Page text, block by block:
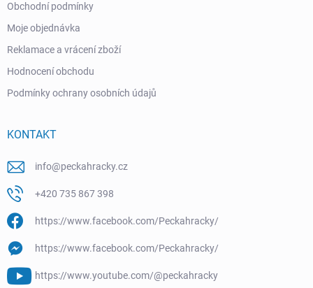
Obchodní podmínky
Moje objednávka
Reklamace a vrácení zboží
Hodnocení obchodu
Podmínky ochrany osobních údajů
KONTAKT
info@peckahracky.cz
+420 735 867 398
https://www.facebook.com/Peckahracky/
https://www.facebook.com/Peckahracky/
https://www.youtube.com/@peckahracky